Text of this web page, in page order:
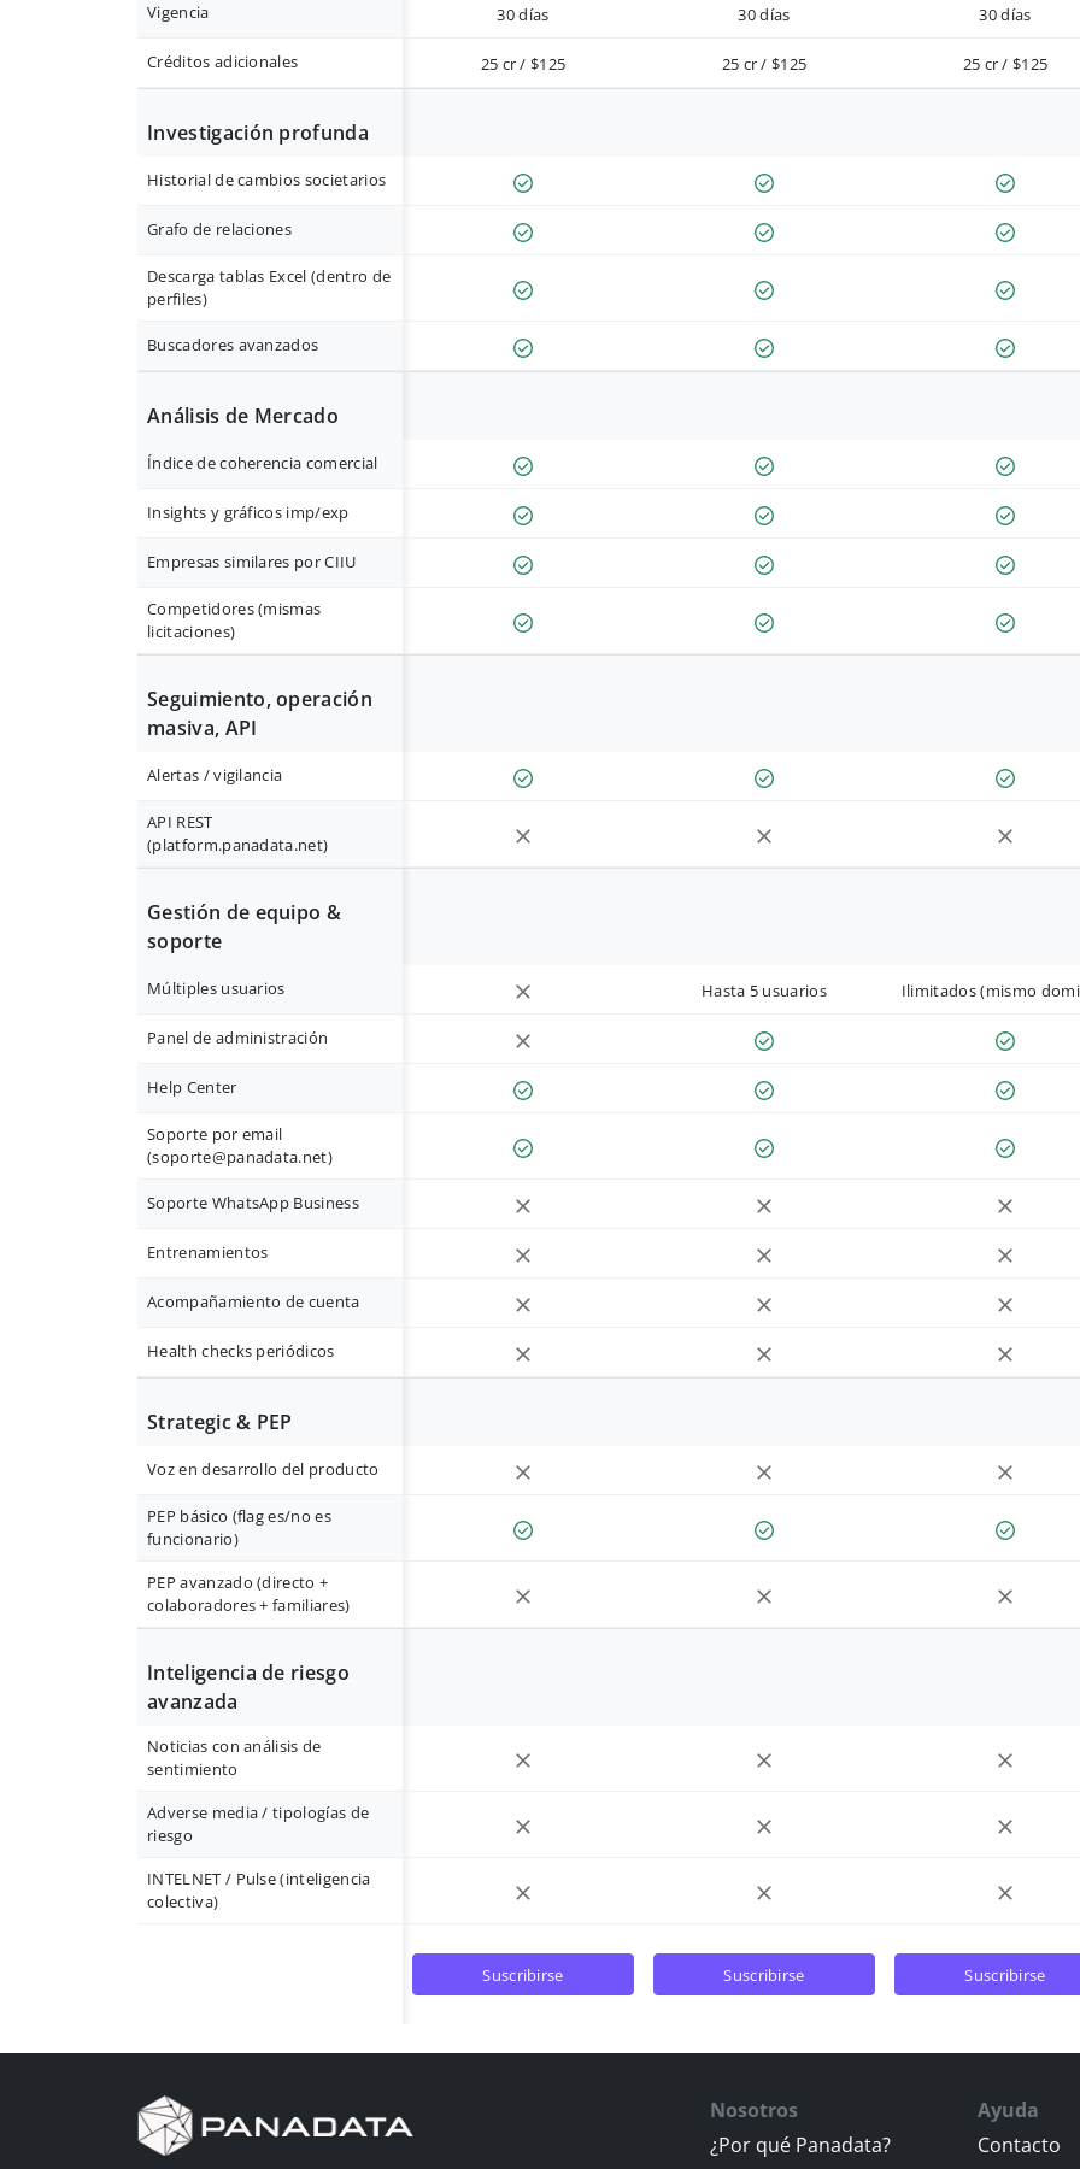
Vigencia 30 días 30 días 30 días
Créditos adicionales 25 cr / $125 25 cr / $125 25 cr / $125
Investigación profunda
Historial de cambios societarios
Grafo de relaciones
Descarga tablas Excel (dentro de
perfiles)
Buscadores avanzados
Análisis de Mercado
Índice de coherencia comercial
Insights y gráficos imp/exp
Empresas similares por CIIU
Competidores (mismas
licitaciones)
Seguimiento, operación
masiva, API
Alertas / vigilancia
API REST
(platform.panadata.net)
Gestión de equipo &
soporte
Múltiples usuarios Hasta 5 usuarios Ilimitados (mismo
Panel de administración
Help Center
Soporte por email
(soporte@panadata.net)
Soporte WhatsApp Business
Entrenamientos
Acompañamiento de cuenta
Health checks periódicos
Strategic & PEP
Voz en desarrollo del producto
PEP básico (flag es/no es
funcionario)
PEP avanzado (directo +
colaboradores + familiares)
Inteligencia de riesgo
avanzada
Noticias con análisis de
sentimiento
Adverse media / tipologías de
riesgo
INTELNET / Pulse (inteligencia
colectiva)
suscribirse suscribirse suscribirse
Nosotros
¿Por qué Panadata?
Ayuda
Contacto